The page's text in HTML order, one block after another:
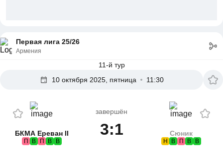
Первая лига 25/26
Армения
11-й тур
10 октября 2025, пятница
11:30
БКМА Ереван II
П В П В В
завершён
3:1 Сюник
Н В П В В